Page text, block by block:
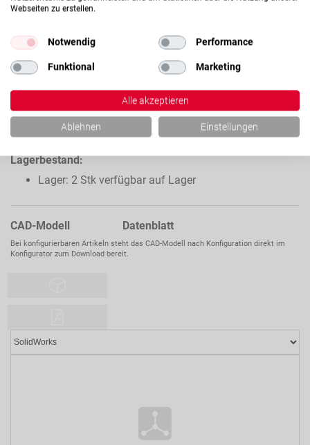
Verfügbarkeit dieses Artikels
Ab Lager verfügbar
Lagerbestand:
Lager: 2 Stk verfügbar auf Lager
CAD-Modell Datenblatt
Bei konfigurierbaren Artikeln steht das CAD-Modell nach Konfiguration direkt im
Konfigurator zum Download bereit.
CHWE20
HARTVERCHROMTE
HOHLWELLE C60 / C60E,
TOL. H7,
WELLENDURCHMESSER
Ihr Preis:Auf Anfrage
Webseiten zu erstellen.
Notwendig Performance
Funktional Marketing
Alle akzeptieren
Ablehnen Einstellungen